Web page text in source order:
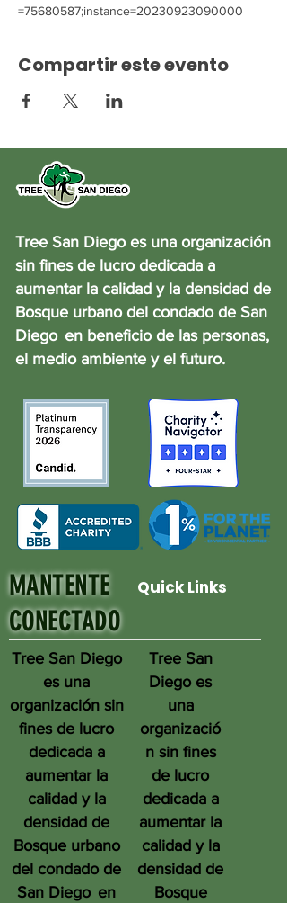
=75680587;instance=20230923090000
Compartir este evento
Tree San Diego es una organización
sin fines de lucro dedicada a
aumentar la calidad y la densidad de
Bosque urbano del condado de San
Diego en beneficio de las personas,
el medio ambiente y el futuro.
MANTENTE
CONECTADO
Quick Links
Tree San Diego
es una
organización sin
fines de lucro
dedicada a
aumentar la
calidad y la
densidad de
Bosque urbano
del condado de
San Diego en
Tree San
Diego es
una
organizació
n sin fines
de lucro
dedicada a
aumentar la
calidad y la
densidad de
Bosque